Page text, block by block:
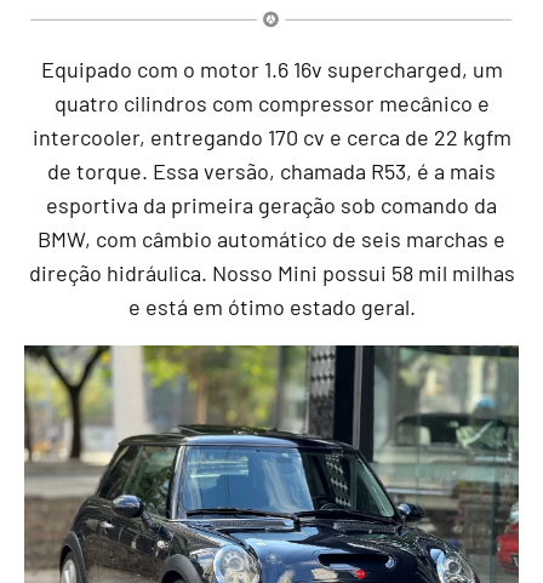
Equipado com o motor 1.6 16v supercharged, um
quatro cilindros com compressor mecânico e
intercooler, entregando 170 cv e cerca de 22 kgfm
de torque. Essa versão, chamada R53, é a mais
esportiva da primeira geração sob comando da
BMW, com câmbio automático de seis marchas e
direção hidráulica. Nosso Mini possui 58 mil milhas
e está em ótimo estado geral.